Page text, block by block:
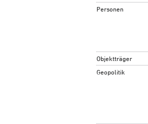
Personen
Objektträger
Geopolitik